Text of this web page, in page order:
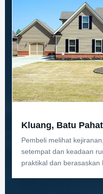
Kluang, Batu
Pembeli melihat
setempat dan keadaan
praktikal dan berasaskan